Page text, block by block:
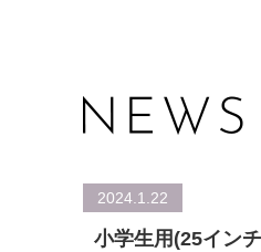
2024.1.22
小学生用(25イン